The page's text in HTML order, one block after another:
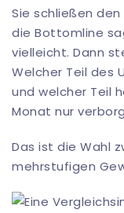
Sie schließen
die Bottomline
vielleicht. Dann
Welcher Teil des
und welcher Teil
Monat nur
Das ist die Wahl
mehrstufigen